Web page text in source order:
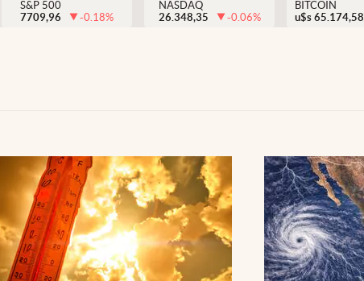
S&P 500
7709,96
-0.18%
NASDAQ
26.348,35
-0.06%
BITCOIN
u$s 65.174,58